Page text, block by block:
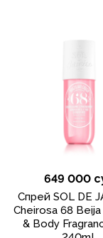
649 000
Спрей SOL DE
Cheirosa 68
& Body